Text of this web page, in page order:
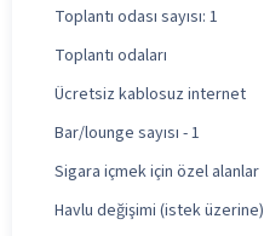
Toplantı odası sayısı: 1
Toplantı odaları
Ücretsiz kablosuz internet
Bar/lounge sayısı - 1
Sigara içmek için özel alanlar
Havlu değişimi (istek üzerine)